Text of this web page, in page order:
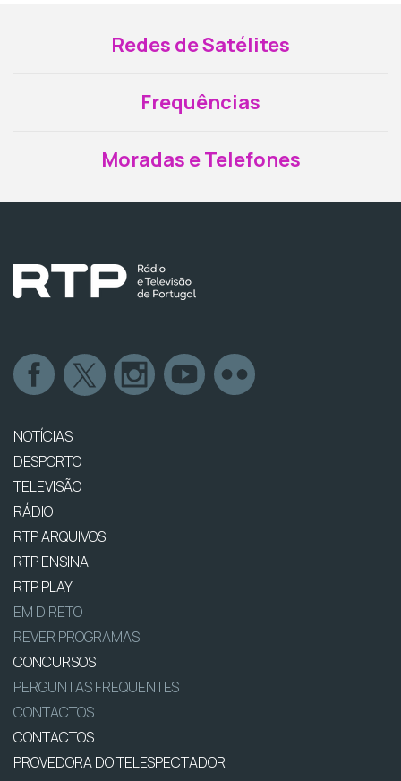
Redes de Satélites
Frequências
Moradas e Telefones
NOTÍCIAS
DESPORTO
TELEVISÃO
RÁDIO
RTP ARQUIVOS
RTP ENSINA
RTP PLAY
EM DIRETO
REVER PROGRAMAS
CONCURSOS
PERGUNTAS FREQUENTES
CONTACTOS
CONTACTOS
PROVEDORA DO TELESPECTADOR